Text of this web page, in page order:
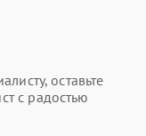
оставьте
с радостью